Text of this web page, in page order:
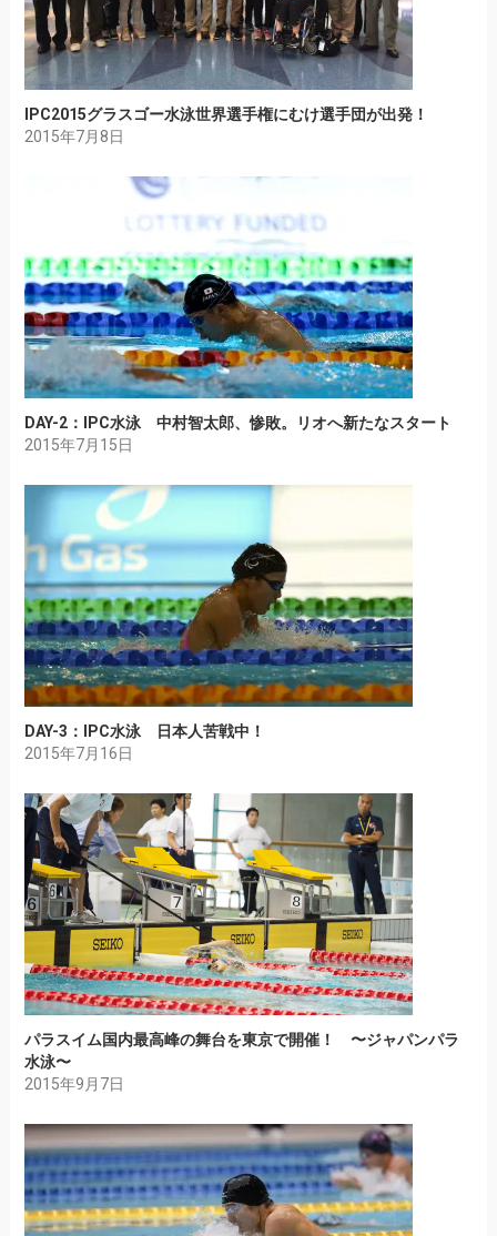
IPC2015グラスゴー水泳世界選手権にむけ選手団が出発！
2015年7月8日
DAY-2：IPC水泳 中村智太郎、惨敗。リオへ新たなスタート
2015年7月15日
DAY-3：IPC水泳 日本人苦戦中！
2015年7月16日
パラスイム国内最高峰の舞台を東京で開催！ 〜ジャパンパラ
水泳〜
2015年9月7日